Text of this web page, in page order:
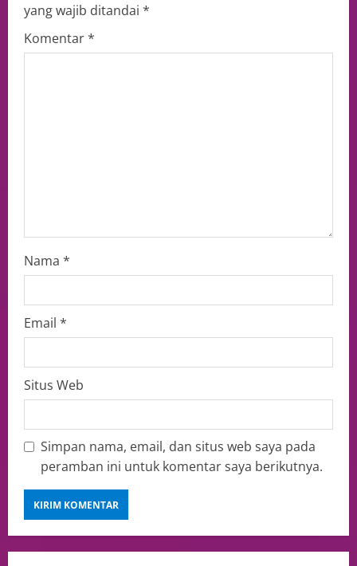
yang wajib ditandai *
Komentar*
Nama *
Email *
Situs Web
Simpan nama, email, dan situs web saya pada
peramban ini untuk komentar saya berikutnya.